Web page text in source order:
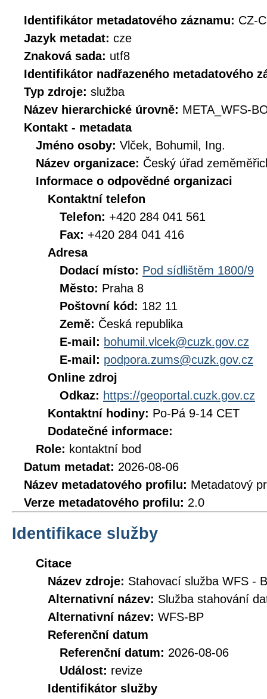
Identifikátor metadatového záznamu: CZ-
Jazyk metadat: cze
Znaková sada: utf8
Identifikátor nadřazeného metadatového
Typ zdroje: služba
Název hierarchické úrovně: META_WFS-
Kontakt - metadata
Jméno osoby: Vlček, Bohumil, Ing.
Název organizace: Český úřad
Informace o odpovědné organizaci
Kontaktní telefon
Telefon: +420 284 041 561
Fax: +420 284 041 416
Adresa
Dodací místo: Pod sídlištěm 1800/9
Město: Praha 8
Poštovní kód: 182 11
Země: Česká republika
E-mail: bohumil.vlcek@cuzk.gov.cz
E-mail: podpora.zums@cuzk.gov.cz
Online zdroj
Odkaz: https://geoportal.cuzk.gov.cz
Kontaktní hodiny: Po-Pá 9-14 CET
Dodatečné informace:
Role: kontaktní bod
Datum metadat: 2026-08-06
Název metadatového profilu: Metadatový
Verze metadatového profilu: 2.0
Identifikace služby
Citace
Název zdroje: Stahovací služba WFS -
Alternativní název: Služba stahování
Alternativní název: WFS-BP
Referenční datum
Referenční datum: 2026-08-06
Událost: revize
Identifikátor služby